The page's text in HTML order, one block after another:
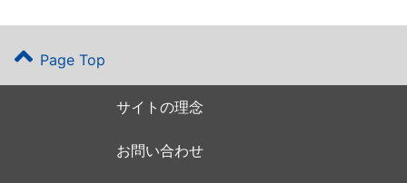
Page Top
サイトの理念
お問い合わせ